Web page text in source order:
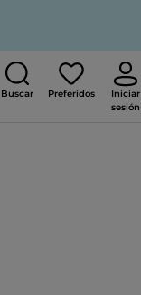
Buscar Preferidos
Iniciar
sesión